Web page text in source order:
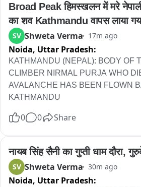
Broad Peak हिमस्खलन में मरे नेपाली
का शव Kathmandu वापस लाया
SV Shweta Verma 17m ago
Noida, Uttar Pradesh:
KATHMANDU (NEPAL): BODY OF
CLIMBER NIRMAL PURJA WHO
AVALANCHE HAS BEEN FLOWN
KATHMANDU
0 0 Share
नायब सिंह सैनी का गुप्ती धाम दौरा,
SV Shweta Verma 30m ago
Noida, Uttar Pradesh: